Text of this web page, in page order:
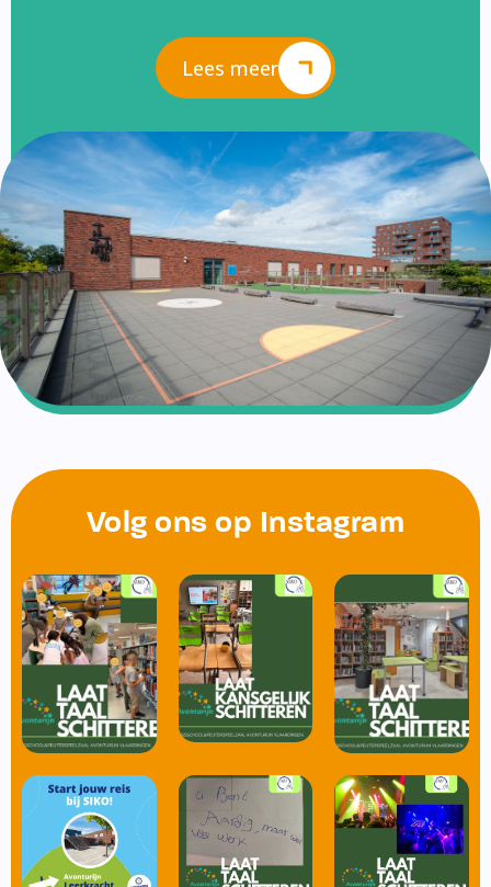
Lees meer
Volg ons op Instagram